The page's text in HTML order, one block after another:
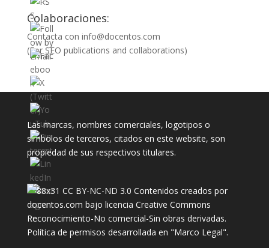
Colaboraciones:
Contacta con info@docentos.com
(For SEO publications and collaborations)
Las marcas, nombres comerciales, logotipos o
símbolos de terceros, citados en este website, son
propiedad de sus respectivos titulares.
CC BY-NC-ND 3.0 Contenidos creados por
docentos.com bajo licencia Creative Commons
Reconocimiento-No comercial-Sin obras derivadas.
Política de permisos desarrollada en "Marco Legal".